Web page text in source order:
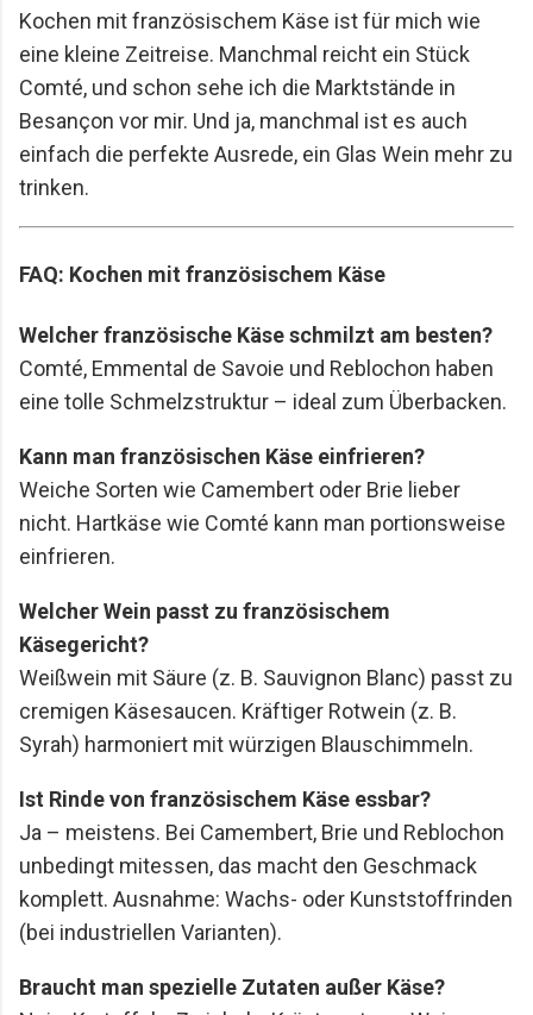
Kochen mit französischem Käse ist für mich wie
eine kleine Zeitreise. Manchmal reicht ein Stück
Comté, und schon sehe ich die Marktstände in
Besançon vor mir. Und ja, manchmal ist es auch
einfach die perfekte Ausrede, ein Glas Wein mehr zu
trinken.
FAQ: Kochen mit französischem Käse
Welcher französische Käse schmilzt am besten?
Comté, Emmental de Savoie und Reblochon haben
eine tolle Schmelzstruktur – ideal zum Überbacken.
Kann man französischen Käse einfrieren?
Weiche Sorten wie Camembert oder Brie lieber
nicht. Hartkäse wie Comté kann man portionsweise
einfrieren.
Welcher Wein passt zu französischem
Käsegericht?
Weißwein mit Säure (z. B. Sauvignon Blanc) passt zu
cremigen Käsesaucen. Kräftiger Rotwein (z. B.
Syrah) harmoniert mit würzigen Blauschimmeln.
Ist Rinde von französischem Käse essbar?
Ja – meistens. Bei Camembert, Brie und Reblochon
unbedingt mitessen, das macht den Geschmack
komplett. Ausnahme: Wachs- oder Kunststoffrinden
(bei industriellen Varianten).
Braucht man spezielle Zutaten außer Käse?